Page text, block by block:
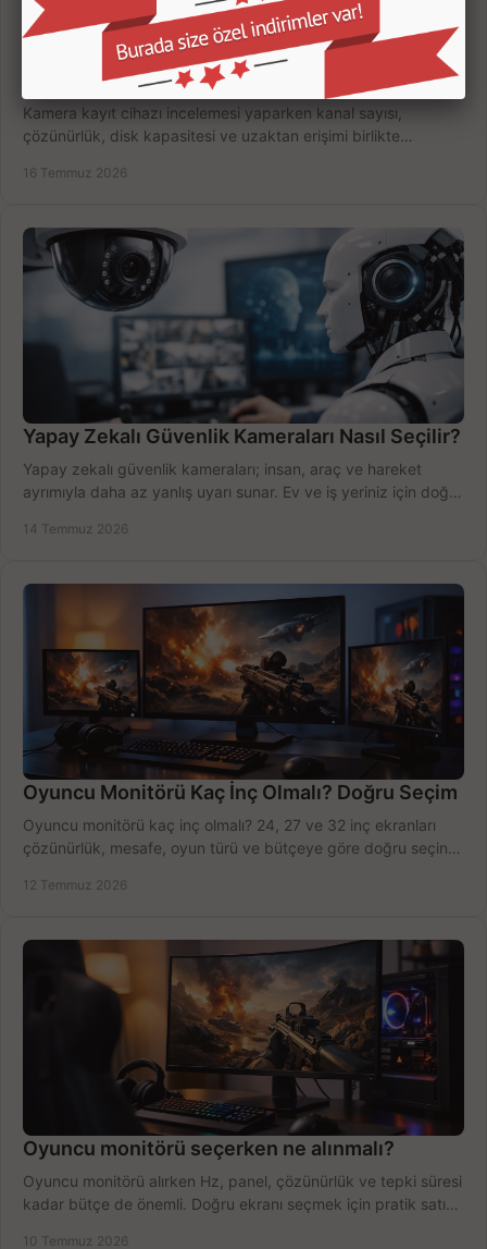
Kamera Kayıt Cihazı İncelemesi Nasıl Yapılır?
Kamera kayıt cihazı incelemesi yaparken kanal sayısı,
çözünürlük, disk kapasitesi ve uzaktan erişimi birlikte
16 Temmuz 2026
Yapay Zekalı Güvenlik Kameraları Nasıl Seçilir?
Yapay zekalı güvenlik kameraları; insan, araç ve hareket
ayrımıyla daha az yanlış uyarı sunar. Ev ve iş yeriniz için doğru
14 Temmuz 2026
Oyuncu Monitörü Kaç İnç Olmalı? Doğru Seçim
Oyuncu monitörü kaç inç olmalı? 24, 27 ve 32 inç ekranları
çözünürlük, mesafe, oyun türü ve bütçeye göre doğru seçin,
12 Temmuz 2026
Oyuncu monitörü seçerken ne alınmalı?
Oyuncu monitörü alırken Hz, panel, çözünürlük ve tepki süresi
kadar bütçe de önemli. Doğru ekranı seçmek için pratik satın
10 Temmuz 2026